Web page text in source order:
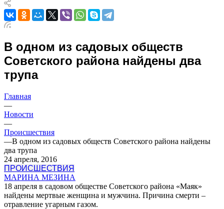
В одном из садовых обществ
Советского района найдены два
трупа
Главная
—
Новости
—
Происшествия
—В одном из садовых обществ Советского района найдены
два трупа
24 апреля, 2016
ПРОИСШЕСТВИЯ
МАРИНА МЕЗИНА
18 апреля в садовом обществе Советского района «Маяк»
найдены мертвые женщина и мужчина. Причина смерти –
отравление угарным газом.